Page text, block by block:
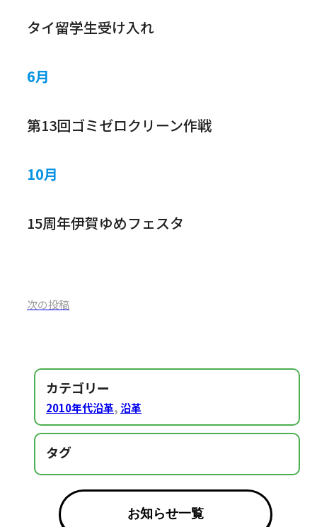
タイ留学生受け入れ
6月
第13回ゴミゼロクリーン作戦
10月
15周年伊賀ゆめフェスタ
次の投稿
カテゴリー
2010年代沿革,沿革
タグ
お知らせ一覧